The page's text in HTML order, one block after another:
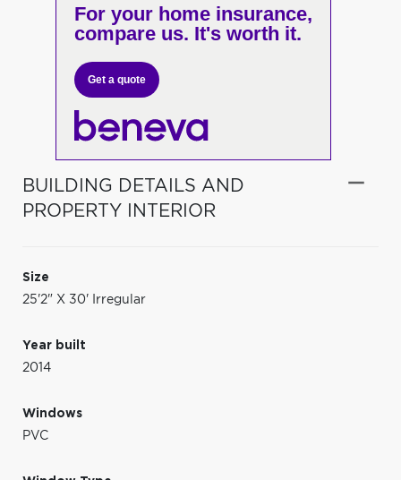
For your home insurance,
compare us. It's worth it.
Get a quote
BUILDING DETAILS AND
PROPERTY INTERIOR
Size
25'2" X 30' Irregular
Year built
2014
Windows
PVC